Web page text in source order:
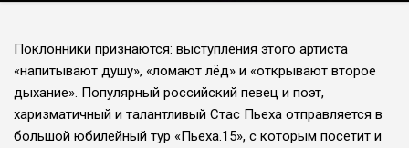
Поклонники признаются: выступления этого артиста
«напитывают душу», «ломают лёд» и «открывают второе
дыхание». Популярный российский певец и поэт,
харизматичный и талантливый Стас Пьеха отправляется в
большой юбилейный тур «Пьеха.15», с которым посетит и